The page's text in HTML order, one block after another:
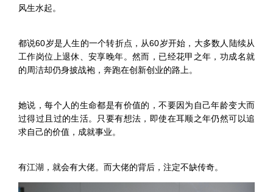
风生水起。
都说60岁是人生的一个转折点，从60岁开始，大多数人陆续从
工作岗位上退休、安享晚年。然而，已经花甲之年，功成名就
的周洁却仍身披战袍，奔跑在创新创业的路上。
她说，每个人的生命都是有价值的，不要因为自己年龄变大而
过得过且过的生活。只要有想法，即使在耳顺之年仍然可以追
求自己的价值，成就事业。
有江湖，就会有大佬。而大佬的背后，注定不缺传奇。